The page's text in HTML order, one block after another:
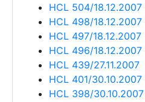
HCL 504/18.12.2007
HCL 498/18.12.2007
HCL 497/18.12.2007
HCL 496/18.12.2007
HCL 439/27.11.2007
HCL 401/30.10.2007
HCL 398/30.10.2007